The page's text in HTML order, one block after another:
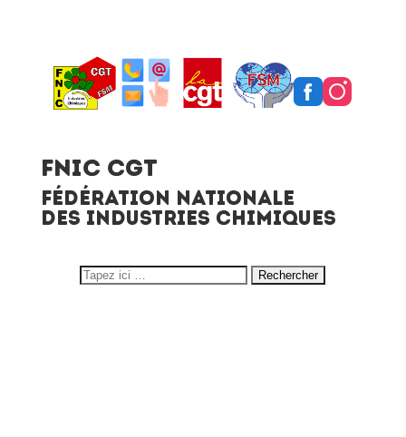
FNIC CGT
FÉDÉRATION NATIONALE
DES INDUSTRIES CHIMIQUES
Search